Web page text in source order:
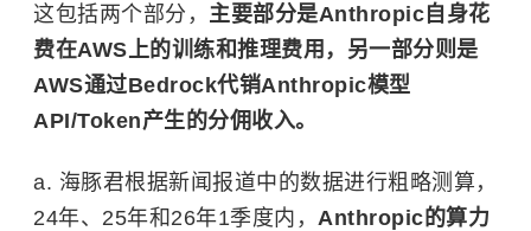
这包括两个部分， 主要部分是Anthropic自身花
费在AWS上的训练和推理费用，另一部分则是
AWS通过Bedrock代销Anthropic模型
API/Token产生的分佣收入。
a. 海豚君根据新闻报道中的数据进行粗略测算，
24年、25年和26年1季度内， Anthropic的算力